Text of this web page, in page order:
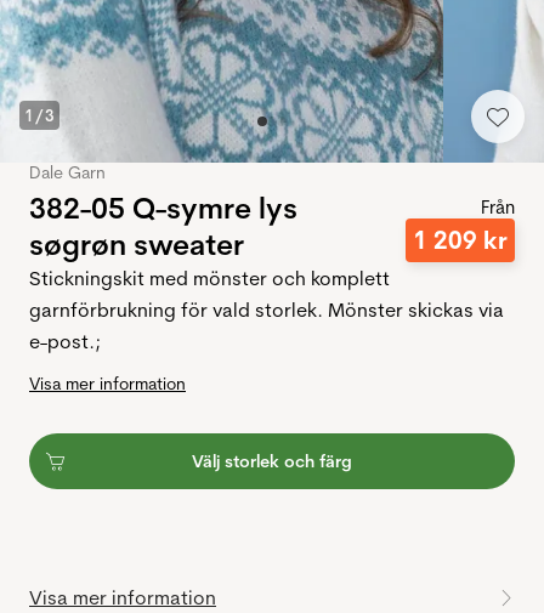
1 /3
Dale Garn
382-05 Q-symre lys
søgrøn sweater
Från
1 209 kr
Stickningskit med mönster och komplett
garnförbrukning för vald storlek. Mönster skickas via
e-post.;
Visa mer information
Välj storlek och färg
Visa mer information